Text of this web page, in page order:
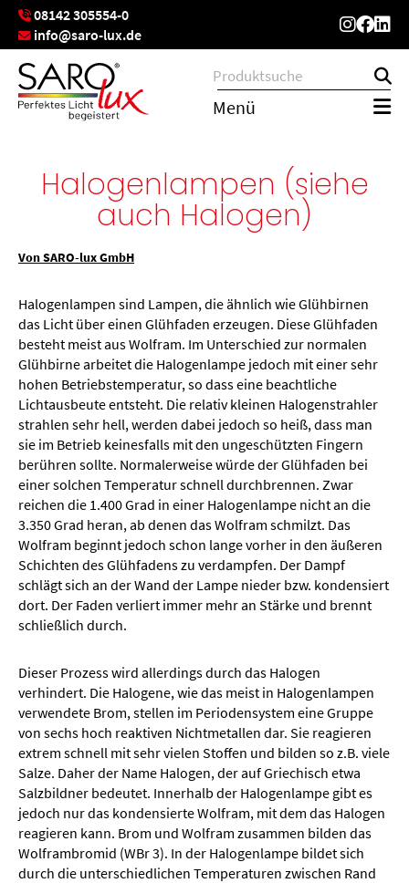
08142 305554-0
info@saro-lux.de
Menü
Halogenlampen (siehe
auch Halogen)
Von SARO-lux GmbH
Halogenlampen sind Lampen, die ähnlich wie Glühbirnen
das Licht über einen Glühfaden erzeugen. Diese Glühfaden
besteht meist aus Wolfram. Im Unterschied zur normalen
Glühbirne arbeitet die Halogenlampe jedoch mit einer sehr
hohen Betriebstemperatur, so dass eine beachtliche
Lichtausbeute entsteht. Die relativ kleinen Halogenstrahler
strahlen sehr hell, werden dabei jedoch so heiß, dass man
sie im Betrieb keinesfalls mit den ungeschützten Fingern
berühren sollte. Normalerweise würde der Glühfaden bei
einer solchen Temperatur schnell durchbrennen. Zwar
reichen die 1.400 Grad in einer Halogenlampe nicht an die
3.350 Grad heran, ab denen das Wolfram schmilzt. Das
Wolfram beginnt jedoch schon lange vorher in den äußeren
Schichten des Glühfadens zu verdampfen. Der Dampf
schlägt sich an der Wand der Lampe nieder bzw. kondensiert
dort. Der Faden verliert immer mehr an Stärke und brennt
schließlich durch.
Dieser Prozess wird allerdings durch das Halogen
verhindert. Die Halogene, wie das meist in Halogenlampen
verwendete Brom, stellen im Periodensystem eine Gruppe
von sechs hoch reaktiven Nichtmetallen dar. Sie reagieren
extrem schnell mit sehr vielen Stoffen und bilden so z.B. viele
Salze. Daher der Name Halogen, der auf Griechisch etwa
Salzbildner bedeutet. Innerhalb der Halogenlampe gibt es
jedoch nur das kondensierte Wolfram, mit dem das Halogen
reagieren kann. Brom und Wolfram zusammen bilden das
Wolframbromid (WBr 3). In der Halogenlampe bildet sich
durch die unterschiedlichen Temperaturen zwischen Rand